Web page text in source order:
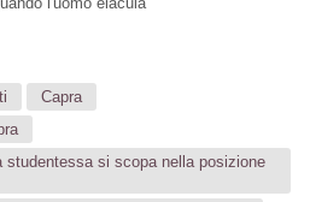
Capra
si scopa nella posizione